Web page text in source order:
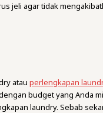
jeli agar tidak
atauperlengkapan
budget yang Anda
laundry. Sebab